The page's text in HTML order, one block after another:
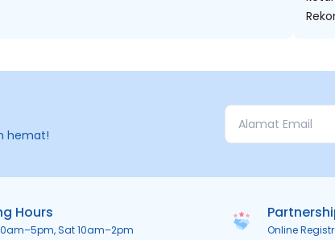
hemat!
Hours
Sat 10am–2pm Online